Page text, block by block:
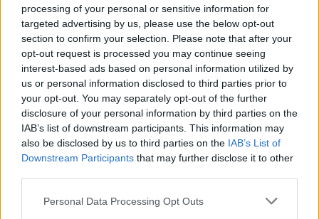
processing of your personal or sensitive information for
targeted advertising by us, please use the below opt-out
section to confirm your selection. Please note that after your
opt-out request is processed you may continue seeing
interest-based ads based on personal information utilized by
us or personal information disclosed to third parties prior to
your opt-out. You may separately opt-out of the further
disclosure of your personal information by third parties on the
IAB’s list of downstream participants. This information may
also be disclosed by us to third parties on the IAB’s List of
Downstream Participants that may further disclose it to other
Personal Data Processing Opt Outs